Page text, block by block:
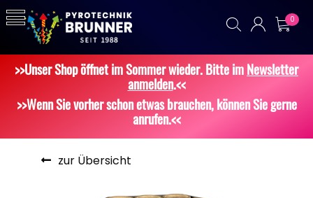
0
>>Unser Shop öffnet im Sommer wieder. Bitte imNewsletter
anmelden.<<
>>Wenn Sie vorher schon etwas brauchen, können Sie gerne
anrufen.<<
zur Übersicht